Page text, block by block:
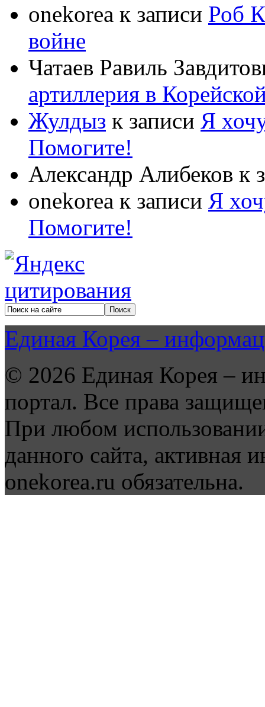
onekorea к записи Роб
войне
Чатаев Равиль
артиллерия в
Жулдыз к записи Я
Помогите!
Александр Алибеков к
onekorea к записи Я
Помогите!
Единая Корея –
© 2026 Единая Корея –
портал. Все права
При любом
данного сайта, активная
onekorea.ru обязательна.